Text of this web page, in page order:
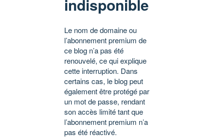
indisponible
Le nom de domaine ou
l’abonnement premium de
ce blog n’a pas été
renouvelé, ce qui explique
cette interruption. Dans
certains cas, le blog peut
également être protégé par
un mot de passe, rendant
son accès limité tant que
l’abonnement premium n’a
pas été réactivé.